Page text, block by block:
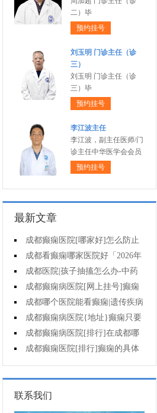
二）毕
预约挂号
刘玉明 门诊主任（诊
三）
刘玉明 门诊主任（诊
三）毕
预约挂号
李江波主任
李江波，副主任医师/门
诊主任中华医学会会员
预约挂号
最新文章
成都癫痫医院[哪家好]怎么防止
癫痫发作?
成都看癫痫哪家医院好「2026年
度公布」生活中容易被忽视的癫痫
诱因有哪些?
成都医院|孩子抽搐怎么办-中药
治疗癫痫可以治好吗?
成都癫痫病医院[网上挂号]癫痫
的日常护理要点有哪些?
成都哪个医院能看癫痫|遗传疾病
中有癫痫吗?
成都癫痫病医院{地址}癫痫只要
手术就能治好吗?
成都癫痫病医院[排行]在成都哪
个医院专治儿童癫痫好?
成都癫痫医院[排行]癫痫的具体
症状有哪些?
联系我们